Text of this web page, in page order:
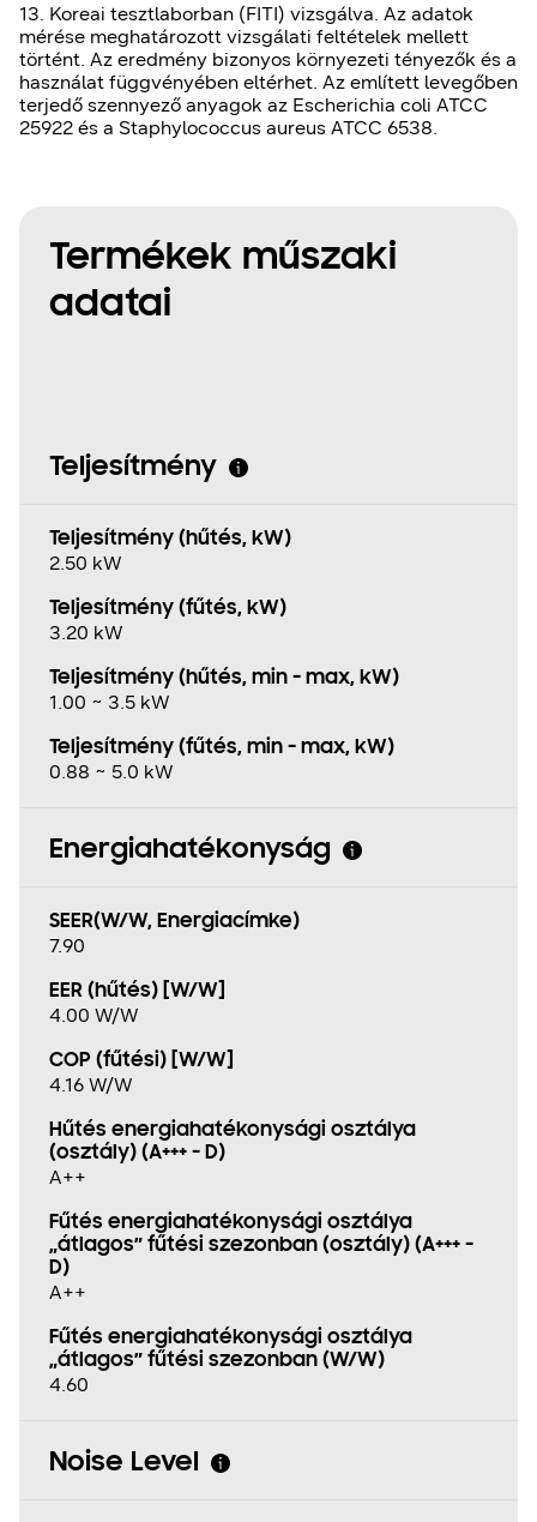
13. Koreai tesztlaborban (FITI) vizsgálva. Az adatok
mérése meghatározott vizsgálati feltételek mellett
történt. Az eredmény bizonyos környezeti tényezők és a
használat függvényében eltérhet. Az említett levegőben
terjedő szennyező anyagok az Escherichia coli ATCC
25922 és a Staphylococcus aureus ATCC 6538.
Termékek műszaki
adatai
Teljesítmény
Teljesítmény (hűtés, kW)
2.50 kW
Teljesítmény (fűtés, kW)
3.20 kW
Teljesítmény (hűtés, min - max, kW)
1.00 ~ 3.5 kW
Teljesítmény (fűtés, min - max, kW)
0.88 ~ 5.0 kW
Energiahatékonyság
SEER(W/W, Energiacímke)
7.90
EER (hűtés) [W/W]
4.00 W/W
COP (fűtési) [W/W]
4.16 W/W
Hűtés energiahatékonysági osztálya
(osztály) (A+++ - D)
A++
Fűtés energiahatékonysági osztálya
„átlagos” fűtési szezonban (osztály) (A+++ -
D)
A++
Fűtés energiahatékonysági osztálya
„átlagos” fűtési szezonban (W/W)
4.60
Noise Level